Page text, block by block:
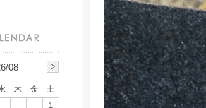
08
木 金
土
1